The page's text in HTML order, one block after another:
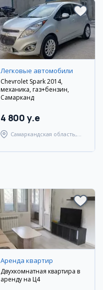
Легковые автомобили
Chevrolet Spark 2014,
механика, газ+бензин,
Самарканд
4 800 y.e
Самаркандская область,
Аренда квартир
Двухкомнатная квартира в
аренду на Ц4